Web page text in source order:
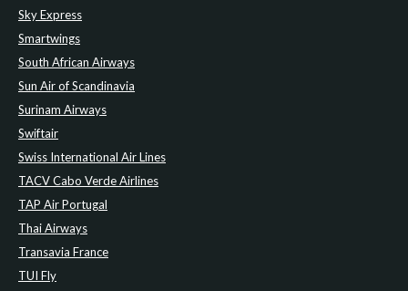
Sky Express
Smartwings
South African Airways
Sun Air of Scandinavia
Surinam Airways
Swiftair
Swiss International Air Lines
TACV Cabo Verde Airlines
TAP Air Portugal
Thai Airways
Transavia France
TUI Fly